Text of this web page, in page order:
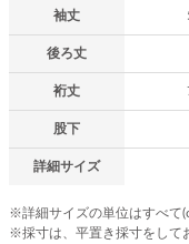
袖丈
後ろ丈
裄丈
股下
詳細サイズ
※詳細サイズの単位はすべて
※採寸は、平置き採寸をして